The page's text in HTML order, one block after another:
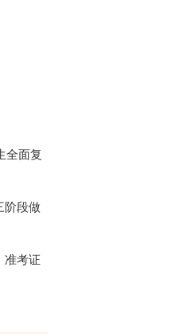
全面复
阶段做
准考证